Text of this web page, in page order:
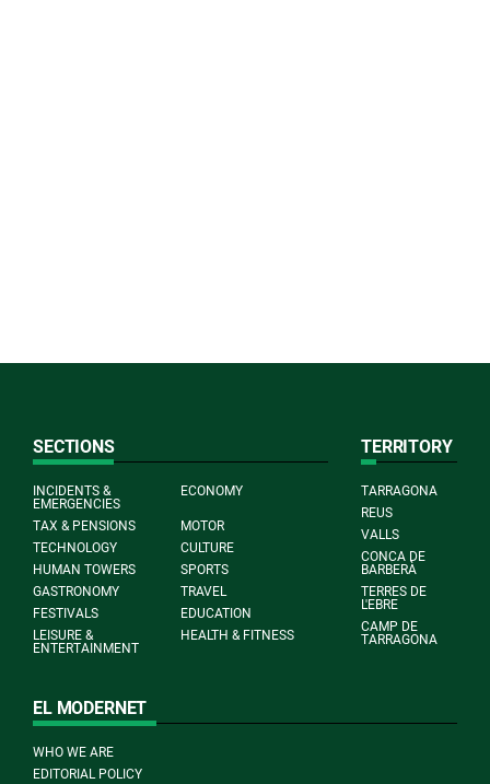
SECTIONS
INCIDENTS &
EMERGENCIES
ECONOMY
TAX & PENSIONS
MOTOR
TECHNOLOGY
CULTURE
HUMAN TOWERS
SPORTS
GASTRONOMY
TRAVEL
FESTIVALS
EDUCATION
LEISURE &
ENTERTAINMENT
HEALTH & FITNESS
TERRITORY
TARRAGONA
REUS
VALLS
CONCA DE
BARBERÀ
TERRES DE
L'EBRE
CAMP DE
TARRAGONA
EL MODERNET
WHO WE ARE
EDITORIAL POLICY